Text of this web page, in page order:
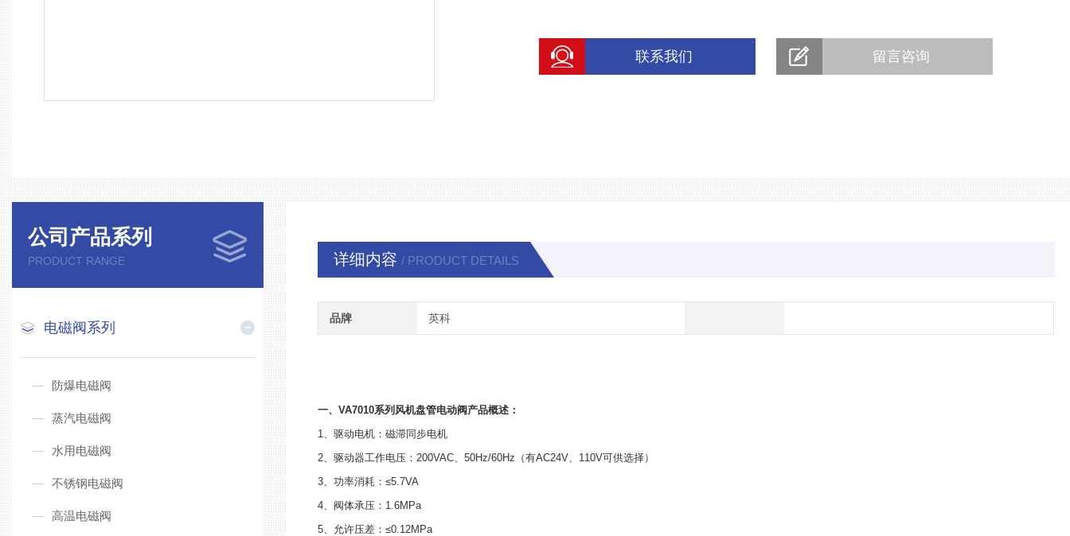
联系我们 留言咨询
公司产品系列
PRODUCT RANGE
电磁阀系列
防爆电磁阀
蒸汽电磁阀
水用电磁阀
不锈钢电磁阀
高温电磁阀
详细内容 / PRODUCT DETAILS
品牌 英科
一、VA7010系列风机盘管电动阀产品概述：
1、驱动电机：磁滞同步电机
2、驱动器工作电压：200VAC、50Hz/60Hz（有AC24V、110V可供选择）
3、功率消耗：≤5.7VA
4、阀体承压：1.6MPa
5、允许压差：≤0.12MPa